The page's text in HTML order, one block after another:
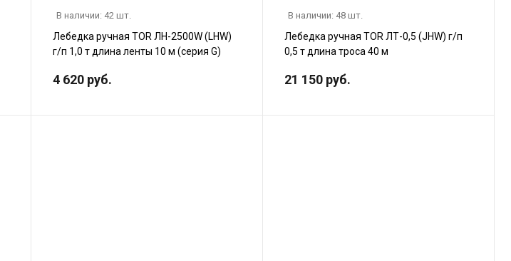
В наличии: 42 шт.
Лебедка ручная TOR ЛН-2500W (LHW)
г/п 1,0 т длина ленты 10 м (серия G)
4 620 руб.
В наличии: 48 шт.
Лебедка ручная TOR ЛТ-0,5 (JHW) г/п
0,5 т длина троса 40 м
21 150 руб.